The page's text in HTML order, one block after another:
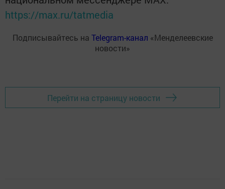
https://max.ru/tatmedia
Подписывайтесь на Telegram-канал «Менделеевские
новости»
Перейти на страницу новости